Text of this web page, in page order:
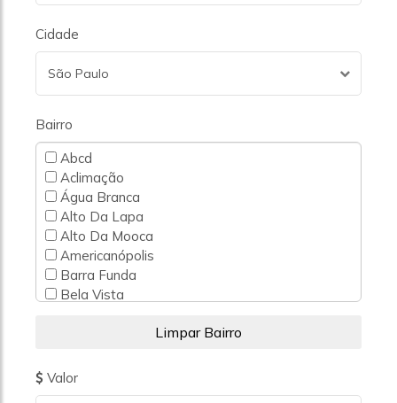
Cidade
São Paulo
Bairro
Abcd
Aclimação
Água Branca
Alto Da Lapa
Alto Da Mooca
Americanópolis
Barra Funda
Bela Vista
Brás
Brooklin Novo
Valor